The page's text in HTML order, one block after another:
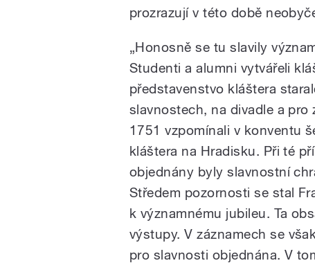
prozrazují v této době
„Honosně se tu slavily
Studenti a alumni vytvářeli
představenstvo kláštera
slavnostech, na divadle a
1751 vzpomínali v konventu
kláštera na Hradisku. Při té
objednány byly slavnostní
Středem pozornosti se stal
k významnému jubileu. Ta
výstupy. V záznamech se
pro slavnosti objednána. V